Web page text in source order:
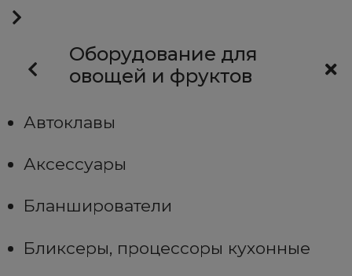
Оборудование для
овощей и фруктов
Автоклавы
Аксессуары
Бланширователи
Бликсеры, процессоры кухонные